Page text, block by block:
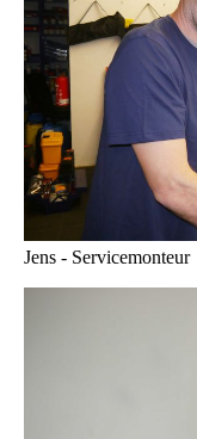
Jens - Servicemonteur